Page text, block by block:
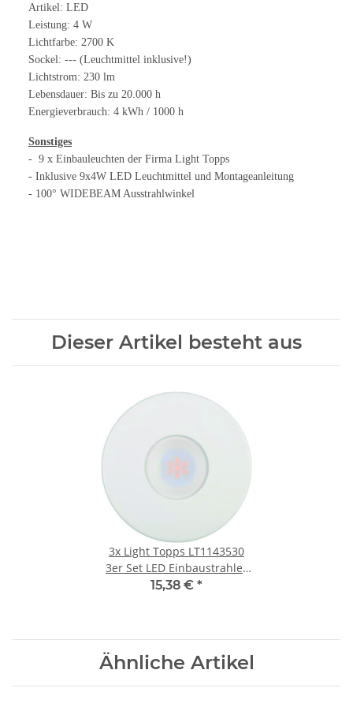
Artikel: LED
Leistung: 4 W
Lichtfarbe: 2700 K
Sockel: --- (Leuchtmittel inklusive!)
Lichtstrom: 230 lm
Lebensdauer: Bis zu 20.000 h
Energieverbrauch: 4 kWh / 1000 h
Sonstiges
- 9 x Einbauleuchten der Firma Light Topps
- Inklusive 9x4W LED Leuchtmittel und Montageanleitung
- 100° WIDEBEAM Ausstrahlwinkel
Dieser Artikel besteht aus
3x Light Topps LT1143530
3er Set LED Einbaustrahler
Einbauleuchte 3x4W Weiß
15,38 € *
Ähnliche Artikel